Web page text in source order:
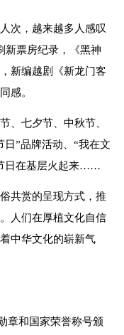
次，越来越多人感叹
新票房纪录，《黑神
新编越剧《新龙门客
感。
、七夕节、中秋节、
”品牌活动、“我在文
日在基层火起来……
共赏的呈现方式，推
人们在厚植文化自信
中华文化的崭新气
章和国家荣誉称号颁